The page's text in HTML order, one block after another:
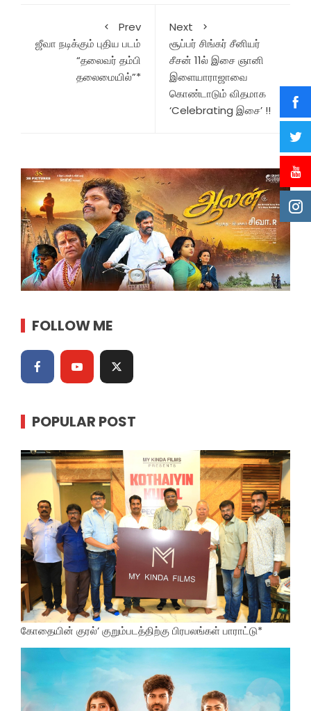
Prev
ஜீவா நடிக்கும் புதிய படம்
“தலைவர் தம்பி
தலைமையில்”*
Next
சூப்பர் சிங்கர் சீனியர்
சீசன் 11ல் இசை ஞானி
இளையாராஜாவை
கொண்டாடும் விதமாக
‘Celebrating இசை’ !!
FOLLOW ME
POPULAR POST
கோதையின் குரல்’ குறும்படத்திற்கு பிரபலங்கள் பாராட்டு*